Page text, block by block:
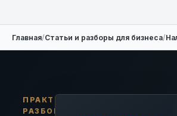
Главная/Статьи и разборы для бизнеса/
ПРАКТИЧЕСКИЙ
РАЗБОР